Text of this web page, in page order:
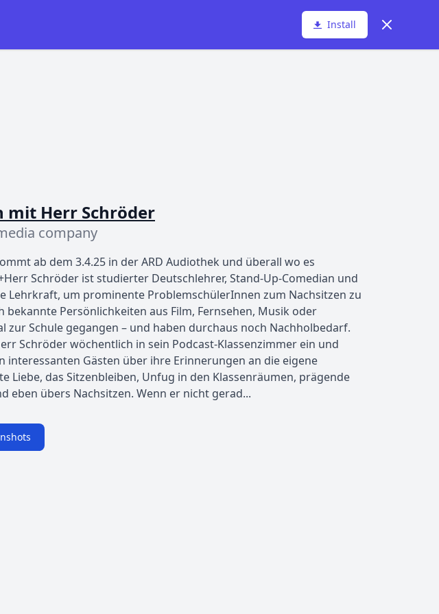
Install Dismiss
mit Herr Schröder
company
ab dem 3.4.25 in der ARD Audiothek und überall wo es
Schröder ist studierter Deutschlehrer, Stand-Up-Comedian und
Lehrkraft, um prominente ProblemschülerInnen zum Nachsitzen zu
bekannte Persönlichkeiten aus Film, Fernsehen, Musik oder
zur Schule gegangen – und haben durchaus noch Nachholbedarf.
Schröder wöchentlich in sein Podcast-Klassenzimmer ein und
interessanten Gästen über ihre Erinnerungen an die eigene
Liebe, das Sitzenbleiben, Unfug in den Klassenräumen, prägende
eben übers Nachsitzen. Wenn er nicht gerad...